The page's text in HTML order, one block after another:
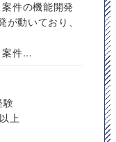
件の機能開発
動いており、
件...
験
上